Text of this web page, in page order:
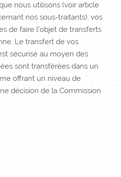
nous utilisons (voir article
nos sous-traitants), vos
de faire l’objet de transferts
Le transfert de vos
sécurisé au moyen des
sont transférées dans un
offrant un niveau de
décision de la Commission